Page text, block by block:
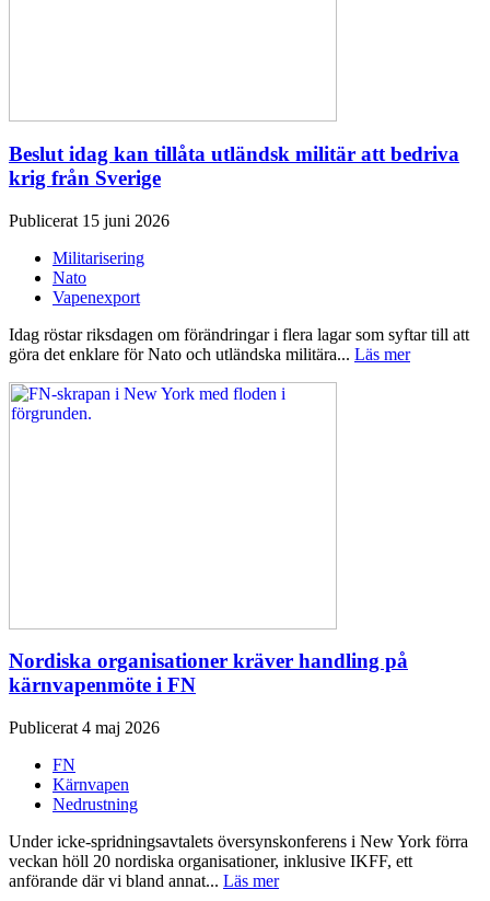
Beslut idag kan tillåta utländsk militär att bedriva
krig från Sverige
Publicerat 15 juni 2026
Militarisering
Nato
Vapenexport
Idag röstar riksdagen om förändringar i flera lagar som syftar till att
göra det enklare för Nato och utländska militära... Läs mer
Nordiska organisationer kräver handling på
kärnvapenmöte i FN
Publicerat 4 maj 2026
FN
Kärnvapen
Nedrustning
Under icke-spridningsavtalets översynskonferens i New York förra
veckan höll 20 nordiska organisationer, inklusive IKFF, ett
anförande där vi bland annat... Läs mer